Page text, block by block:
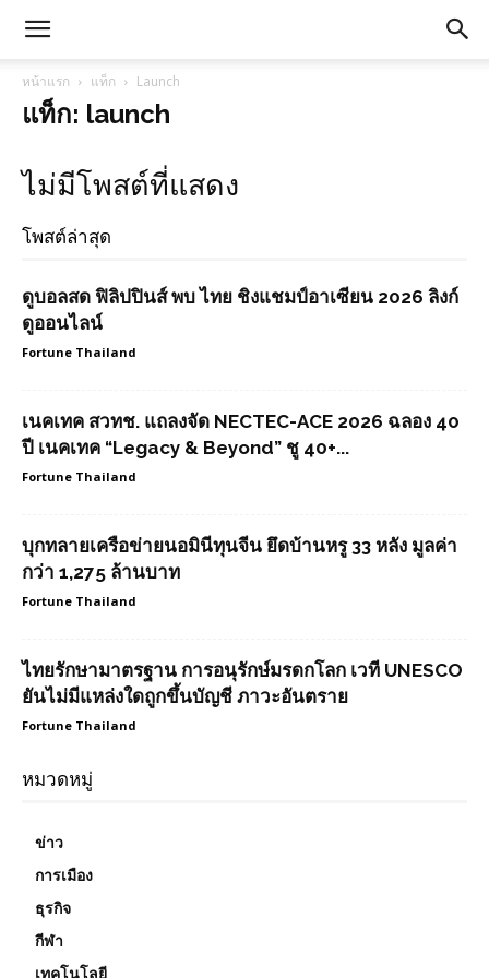
หน้าแรก แท็ก Launch
แท็ก: launch
ไม่มีโพสต์ที่แสดง
โพสต์ล่าสุด
ดูบอลสด ฟิลิปปินส์ พบ ไทย ชิงแชมป์อาเซียน 2026 ลิงก์
ดูออนไลน์
Fortune Thailand
เนคเทค สวทช. แถลงจัด NECTEC-ACE 2026 ฉลอง 40
ปี เนคเทค “Legacy & Beyond” ชู 40+...
Fortune Thailand
บุกทลายเครือข่ายนอมินีทุนจีน ยึดบ้านหรู 33 หลัง มูลค่า
กว่า 1,275 ล้านบาท
Fortune Thailand
ไทยรักษามาตรฐาน การอนุรักษ์มรดกโลก เวที UNESCO
ยันไม่มีแหล่งใดถูกขึ้นบัญชี ภาวะอันตราย
Fortune Thailand
หมวดหมู่
ข่าว
การเมือง
ธุรกิจ
กีฬา
เทคโนโลยี